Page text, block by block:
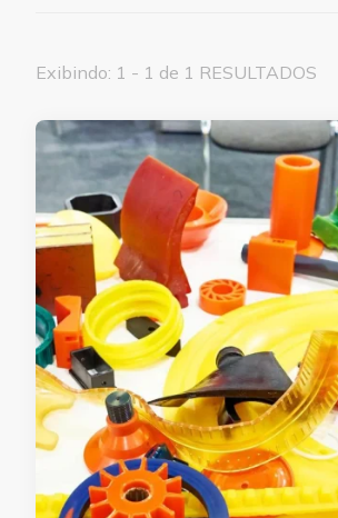
Exibindo: 1 - 1 de 1 RESULTADOS